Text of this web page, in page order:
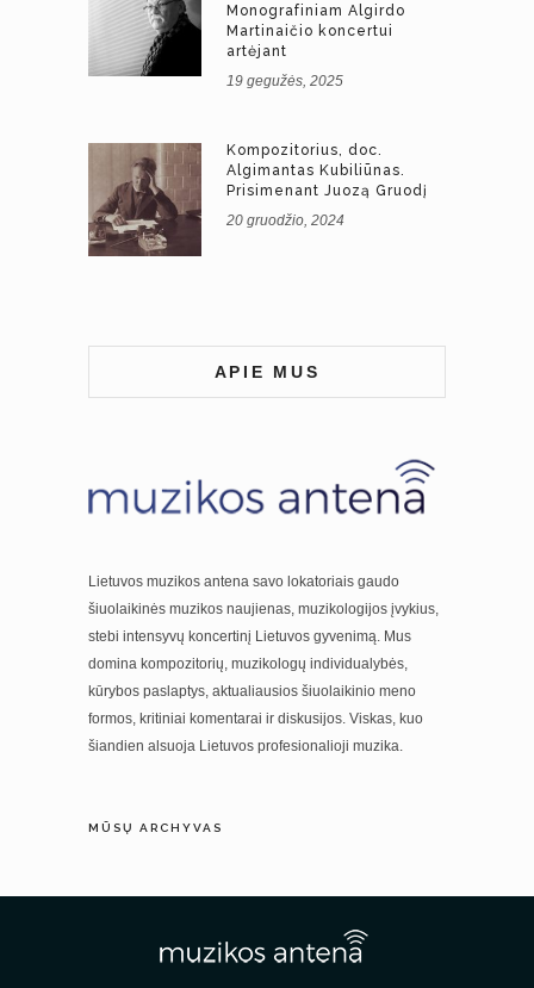
Monografiniam Algirdo
Martinaičio koncertui
artėjant
19 gegužės, 2025
Kompozitorius, doc.
Algimantas Kubiliūnas.
Prisimenant Juozą Gruodį
20 gruodžio, 2024
APIE MUS
Lietuvos muzikos antena savo lokatoriais gaudo
šiuolaikinės muzikos naujienas, muzikologijos įvykius,
stebi intensyvų koncertinį Lietuvos gyvenimą. Mus
domina kompozitorių, muzikologų individualybės,
kūrybos paslaptys, aktualiausios šiuolaikinio meno
formos, kritiniai komentarai ir diskusijos. Viskas, kuo
šiandien alsuoja Lietuvos profesionalioji muzika.
MŪSŲ ARCHYVAS